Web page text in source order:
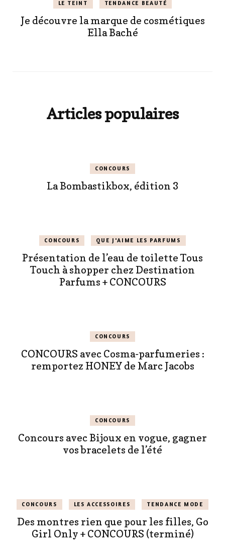
LE TEINT TENDANCE BEAUTÉ
Je découvre la marque de cosmétiques
Ella Baché
Articles populaires
CONCOURS
La Bombastikbox, édition 3
CONCOURS QUE J'AIME LES PARFUMS
Présentation de l’eau de toilette Tous
Touch à shopper chez Destination
Parfums + CONCOURS
CONCOURS
CONCOURS avec Cosma-parfumeries :
remportez HONEY de Marc Jacobs
CONCOURS
Concours avec Bijoux en vogue, gagner
vos bracelets de l’été
CONCOURS LES ACCESSOIRES TENDANCE MODE
Des montres rien que pour les filles, Go
Girl Only + CONCOURS (terminé)